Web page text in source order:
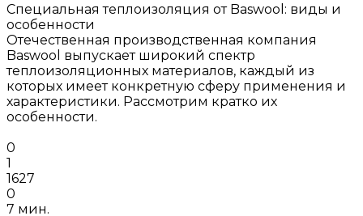
Специальная теплоизоляция от Baswool: виды и
особенности
Отечественная производственная компания
Baswool выпускает широкий спектр
теплоизоляционных материалов, каждый из
которых имеет конкретную сферу применения и
характеристики. Рассмотрим кратко их
особенности.
0
1
1627
0
7 мин.